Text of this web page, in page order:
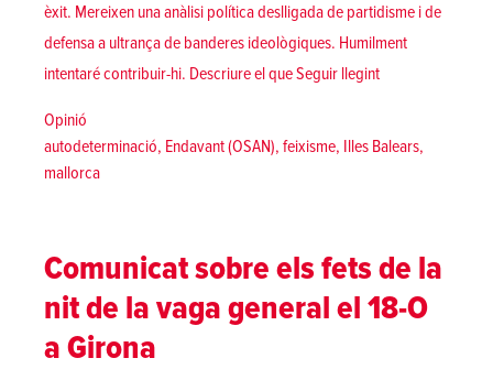
èxit. Mereixen una anàlisi política deslligada de partidisme i de
defensa a ultrança de banderes ideològiques. Humilment
intentaré contribuir-hi. Descriure el queSeguir llegint«Mallorca sortint
Posted in
Opinió
Tags:
autodeterminació, Endavant (OSAN), feixisme, Illes Balears,
mallorca
Comunicat sobre els fets de la
nit de la vaga general el 18-O
a Girona